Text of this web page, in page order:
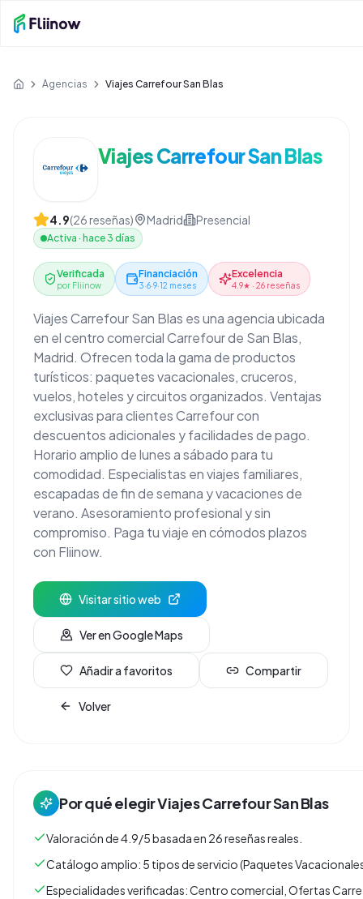
Inicio Agencias Viajes Carrefour San Blas
Viajes Carrefour San Blas
4.9(26reseñas) Madrid Presencial
Activa · hace 3 días
Verificada
por Fliinow
Financiación
3·6·9·12 meses
Excelencia
4.9★ · 26 reseñas
Viajes Carrefour San Blas es una agencia ubicada
en el centro comercial Carrefour de San Blas,
Madrid. Ofrecen toda la gama de productos
turísticos: paquetes vacacionales, cruceros,
vuelos, hoteles y circuitos organizados. Ventajas
exclusivas para clientes Carrefour con
descuentos adicionales y facilidades de pago.
Horario amplio de lunes a sábado para tu
comodidad. Especialistas en viajes familiares,
escapadas de fin de semana y vacaciones de
verano. Asesoramiento profesional y sin
compromiso. Paga tu viaje en cómodos plazos
con Fliinow.
Visitar sitio web
Ver en Google Maps
Añadir a favoritos Compartir
Volver
Por qué elegirViajes Carrefour San Blas
Valoración de 4.9/5 basada en 26 reseñas reales.
Catálogo amplio: 5 tipos de servicio (Paquetes
Especialidades verificadas: Centro comercial, Ofertas